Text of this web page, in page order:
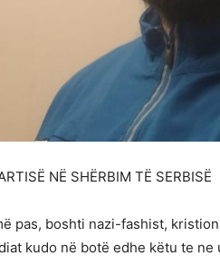
NË SHËRBIM TË SERBISË
pas, boshti nazi-fashist,
kudo në botë edhe këtu te